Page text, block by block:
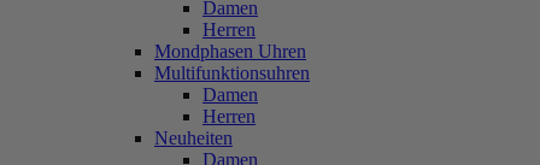
Damen
Herren
Mondphasen Uhren
Multifunktionsuhren
Damen
Herren
Neuheiten
Damen